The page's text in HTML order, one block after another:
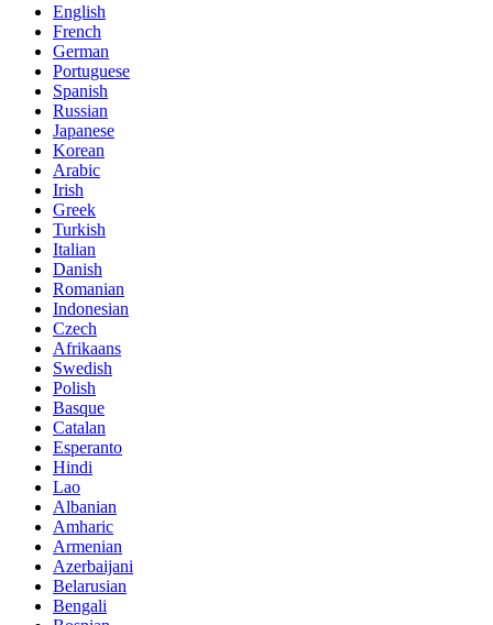
English
French
German
Portuguese
Spanish
Russian
Japanese
Korean
Arabic
Irish
Greek
Turkish
Italian
Danish
Romanian
Indonesian
Czech
Afrikaans
Swedish
Polish
Basque
Catalan
Esperanto
Hindi
Lao
Albanian
Amharic
Armenian
Azerbaijani
Belarusian
Bengali